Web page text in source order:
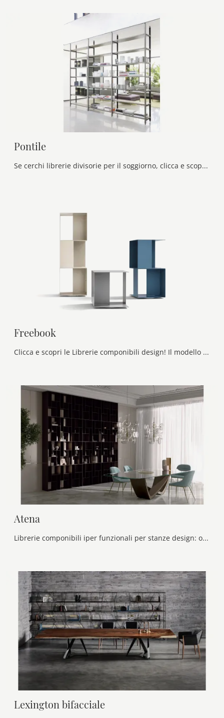
Pontile
Se cerchi librerie divisorie per il soggiorno, clicca e scopri le nostre soluzioni moderne: il modello Pontile Novamobili ti attende!
Freebook
Clicca e scopri le Librerie componibili design! Il modello Freebook Novamobili saprà ultimare un living operativo e pratico.
Atena
Librerie componibili iper funzionali per stanze design: ottieni informazioni sul modello Atena della marca Bontempi!
Lexington bifacciale